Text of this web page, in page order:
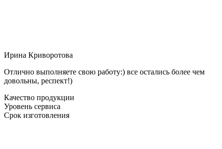
Ирина Криворотова
Отлично выполняете свою работу:) все остались более чем
довольны, респект!)
Качество продукции
Уровень сервиса
Срок изготовления